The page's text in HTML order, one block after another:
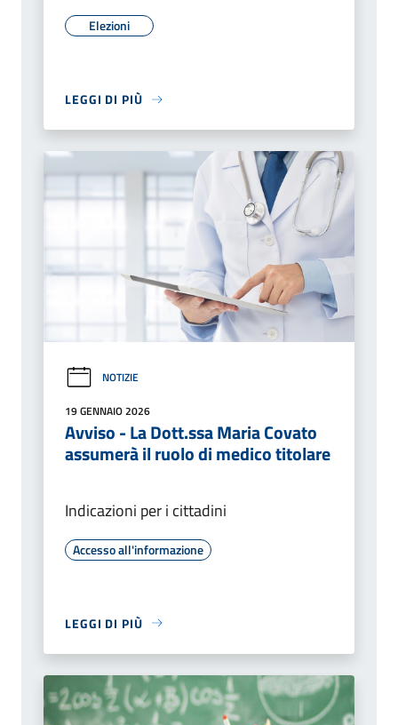
Elezioni
LEGGI DI PIÙ
NOTIZIE
19 GENNAIO 2026
Avviso - La Dott.ssa Maria Covato
assumerà il ruolo di medico titolare
Indicazioni per i cittadini
Accesso all'informazione
LEGGI DI PIÙ